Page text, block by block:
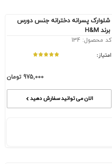
شلوارک پسرانه دخترانه جنس دورس
برند H&M
کد محصول: 134
امتیاز:
975,000 تومان
الان می توانید سفارش دهید